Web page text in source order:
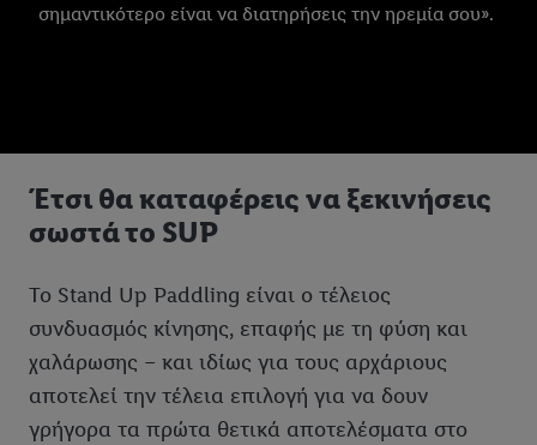
σημαντικότερο είναι να διατηρήσεις την ηρεμία σου».
Έτσι θα καταφέρεις να ξεκινήσεις
σωστά το SUP
Το Stand Up Paddling είναι ο τέλειος
συνδυασμός κίνησης, επαφής με τη φύση και
χαλάρωσης – και ιδίως για τους αρχάριους
αποτελεί την τέλεια επιλογή για να δουν
γρήγορα τα πρώτα θετικά αποτελέσματα στο